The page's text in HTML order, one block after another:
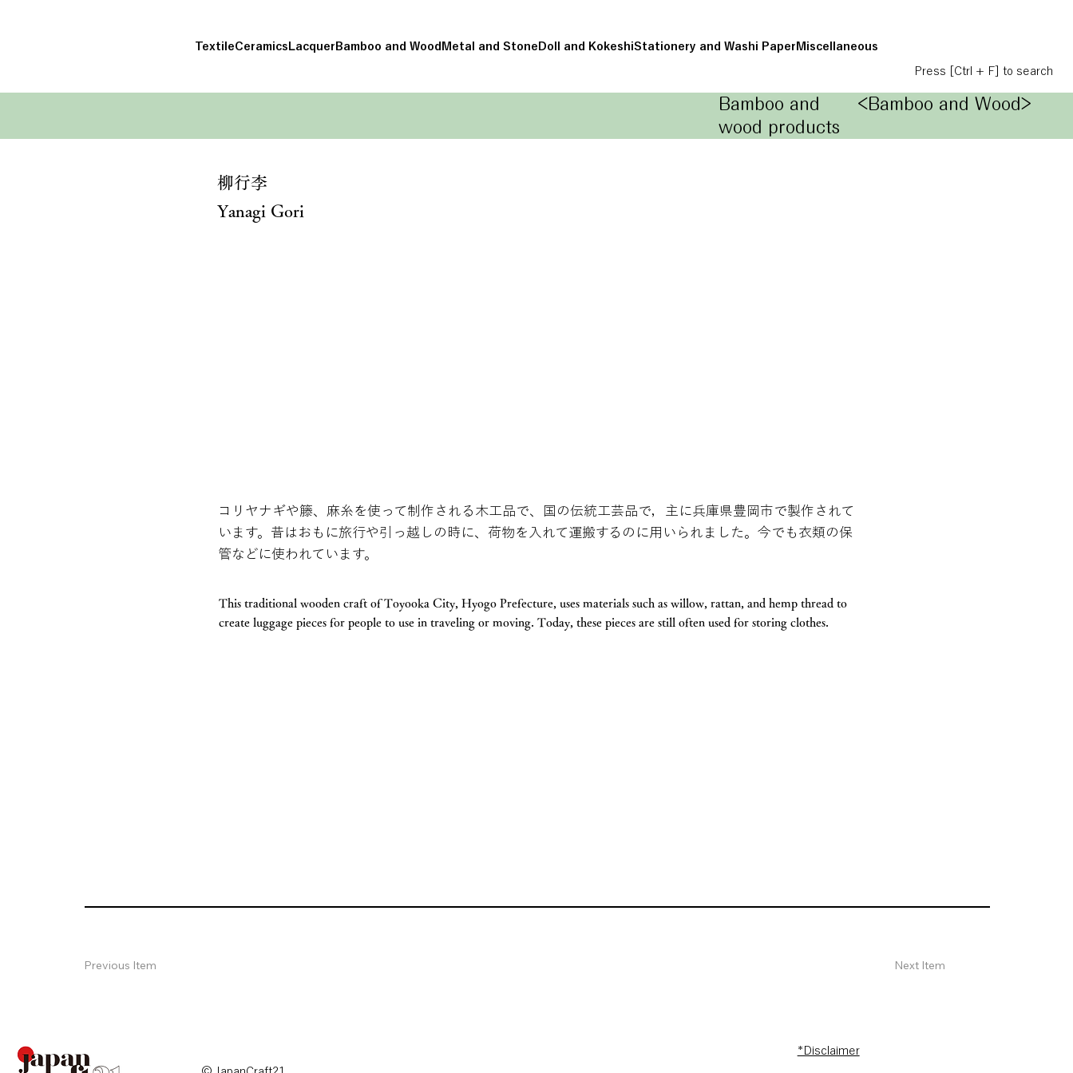
TextileCeramicsLacquerBamboo and WoodMetal and StoneDoll and KokeshiStationery and Washi PaperMiscellaneous
Press [Ctrl + F] to search
Bamboo and
wood products
<Bamboo and Wood>
柳行李
Yanagi Gori
コリヤナギや籐、麻糸を使って制作される木工品で、国の伝統工芸品で，主に兵庫県豊岡市で製作されて
います。昔はおもに旅行や引っ越しの時に、荷物を入れて運搬するのに用いられました。今でも衣類の保
管などに使われています。
This traditional wooden craft of Toyooka City, Hyogo Prefecture, uses materials such as willow, rattan, and hemp thread to
create luggage pieces for people to use in traveling or moving. Today, these pieces are still often used for storing clothes.
Previous Item Next Item
*Disclaimer